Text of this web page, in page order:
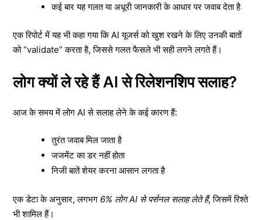
कई बार यह गलत या अधूरी जानकारी के आधार पर जवाब देता है
एक रिपोर्ट में यह भी कहा गया कि AI यूजर्स को खुश रखने के लिए उनकी बातों
को “validate” करता है, जिससे गलत फैसले भी सही लगने लगते हैं।
लोग क्यों ले रहे हैं AI से रिलेशनशिप सलाह?
आज के समय में लोग AI से सलाह लेने के कई कारण हैं:
तुरंत जवाब मिल जाता है
जजमेंट का डर नहीं होता
निजी बातें शेयर करना आसान लगता है
एक डेटा के अनुसार, लगभग 6% लोग AI से पर्सनल सलाह लेते हैं, जिसमें रिश्ते
भी शामिल हैं।